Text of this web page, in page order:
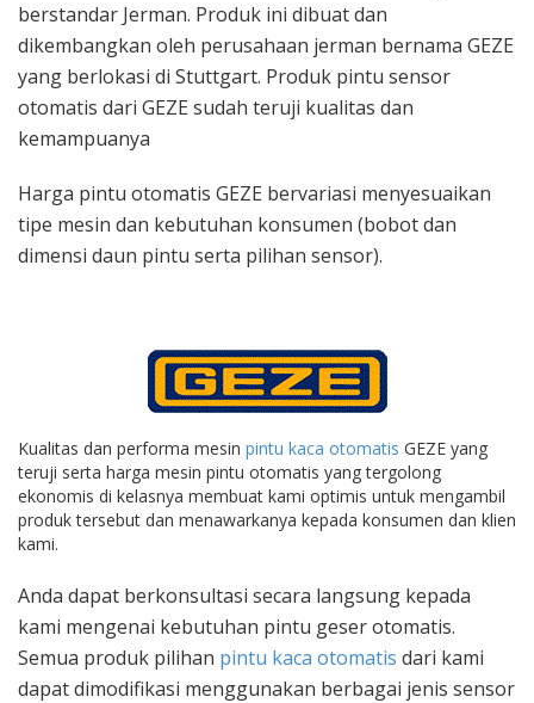
berstandar Jerman. Produk ini dibuat dan
dikembangkan oleh perusahaan jerman bernama GEZE
yang berlokasi di Stuttgart. Produk pintu sensor
otomatis dari GEZE sudah teruji kualitas dan
kemampuanya
Harga pintu otomatis GEZE bervariasi menyesuaikan
tipe mesin dan kebutuhan konsumen (bobot dan
dimensi daun pintu serta pilihan sensor).
Kualitas dan performa mesin pintu kaca otomatis GEZE yang
teruji serta harga mesin pintu otomatis yang tergolong
ekonomis di kelasnya membuat kami optimis untuk mengambil
produk tersebut dan menawarkanya kepada konsumen dan klien
kami.
Anda dapat berkonsultasi secara langsung kepada
kami mengenai kebutuhan pintu geser otomatis.
Semua produk pilihan pintu kaca otomatis dari kami
dapat dimodifikasi menggunakan berbagai jenis sensor